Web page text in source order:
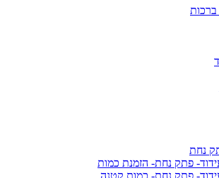
נחת
פתק נחת- הזמנת כמות
פתק נחת- כמות קטנה